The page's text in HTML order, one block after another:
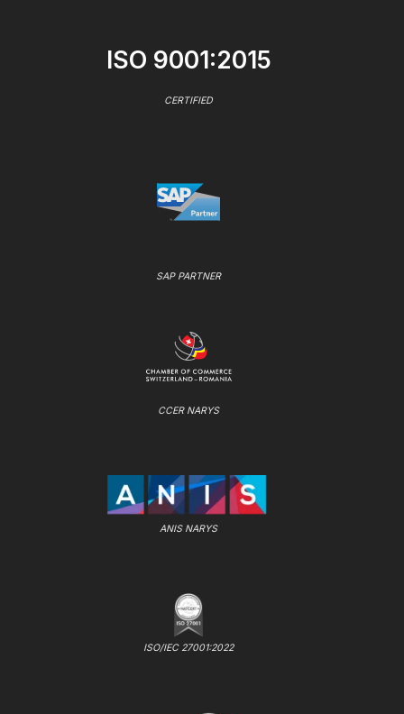
ISO 9001:2015
CERTIFIED
SAP PARTNER
CCER NARYS
ANIS NARYS
ISO/IEC 27001:2022